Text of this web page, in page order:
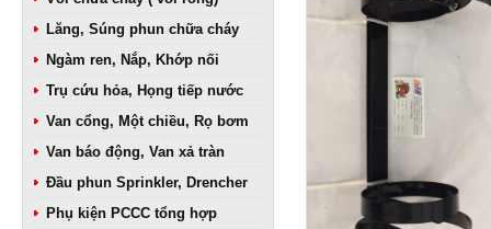
Lăng, Súng phun chữa cháy
Ngàm ren, Nắp, Khớp nối
Trụ cứu hỏa, Họng tiếp nước
Van cổng, Một chiều, Rọ bơm
Van báo động, Van xả tràn
Đầu phun Sprinkler, Drencher
Phụ kiện PCCC tổng hợp